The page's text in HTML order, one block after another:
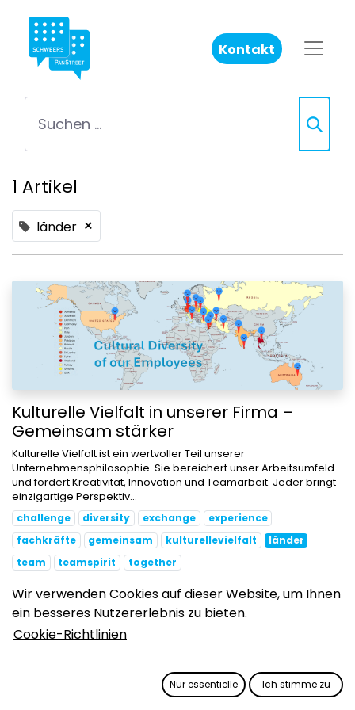
Kontakt
1 Artikel
länder ×
Kulturelle Vielfalt in unserer Firma –
Gemeinsam stärker
Kulturelle Vielfalt ist ein wertvoller Teil unserer
Unternehmensphilosophie. Sie bereichert unser Arbeitsumfeld
und fördert Kreativität, Innovation und Teamarbeit. Jeder bringt
einzigartige Perspektiv...
challenge diversity exchange
experience
fachkräfte
gemeinsam kulturellevielfalt
länder
team
teamspirit together
Wir verwenden Cookies auf dieser Website, um Ihnen
ein besseres Nutzererlebnis zu bieten.
Cookie-Richtlinien
Nur essentielle Ich stimme zu